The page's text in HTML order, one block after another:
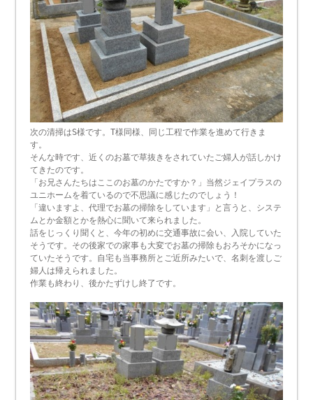
次の清掃はS様です。T様同様、同じ工程で作業を進めて行きま
す。
そんな時です、近くのお墓で草抜きをされていたご婦人が話しかけ
てきたのです。
「お兄さんたちはここのお墓のかたですか？」当然ジェイプラスの
ユニホームを着ているので不思議に感じたのでしょう！
「違いますよ、代理でお墓の掃除をしています」と言うと、システ
ムとか金額とかを熱心に聞いて来られました。
話をじっくり聞くと、今年の初めに交通事故に会い、入院していた
そうです。その後家での家事も大変でお墓の掃除もおろそかになっ
ていたそうです。自宅も当事務所とご近所みたいで、名刺を渡しご
婦人は帰えられました。
作業も終わり、後かたずけし終了です。